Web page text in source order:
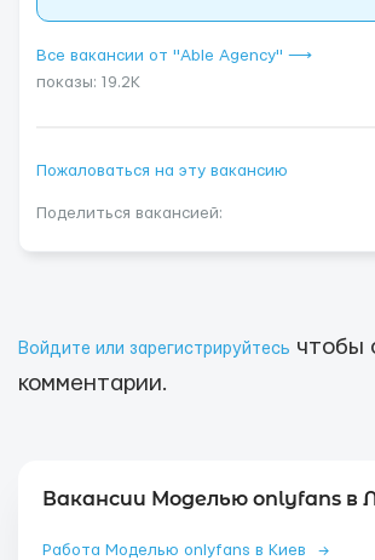
Все вакансии от "Able Agency" ⟶
показы: 19.2K
Пожаловаться на эту вакансию
Поделиться вакансией:
Войдите или зарегистрируйтесь чтобы
комментарии.
Вакансии Моделью onlyfans в
Работа Моделью onlyfans в Киев →